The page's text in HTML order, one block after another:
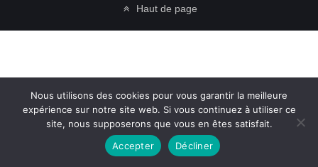
Haut de page
Nous utilisons des cookies pour vous garantir la meilleure
expérience sur notre site web. Si vous continuez à utiliser ce
site, nous supposerons que vous en êtes satisfait.
Accepter
Décliner